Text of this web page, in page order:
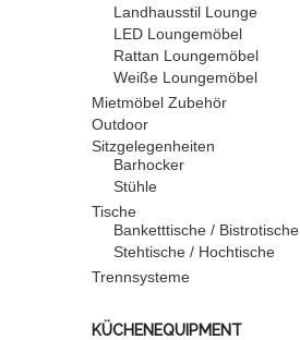
Landhausstil Lounge
LED Loungemöbel
Rattan Loungemöbel
Weiße Loungemöbel
Mietmöbel Zubehör
Outdoor
Sitzgelegenheiten
Barhocker
Stühle
Tische
Banketttische / Bistrotische
Stehtische / Hochtische
Trennsysteme
KÜCHENEQUIPMENT